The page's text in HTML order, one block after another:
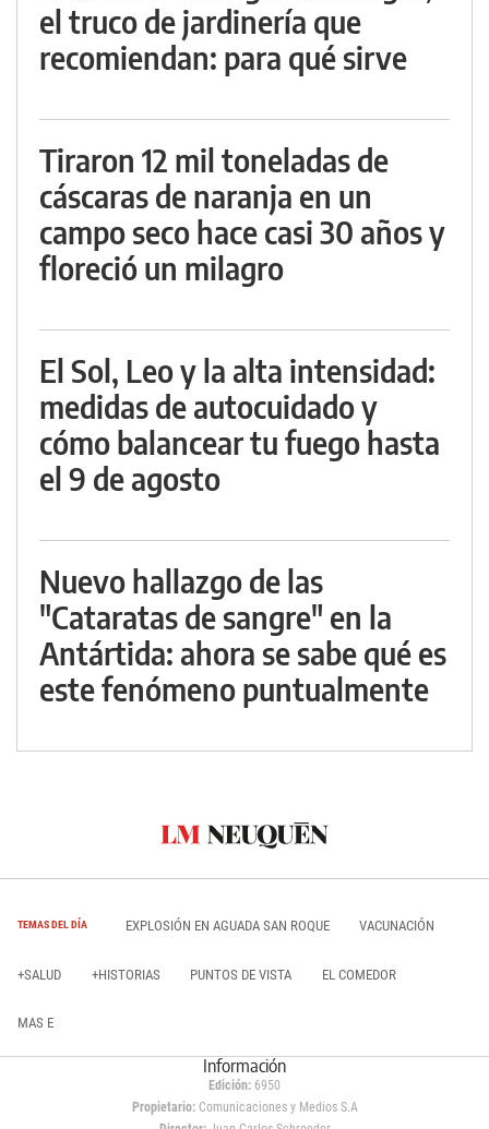
el truco de jardinería que
recomiendan: para qué sirve
Tiraron 12 mil toneladas de
cáscaras de naranja en un
campo seco hace casi 30 años y
floreció un milagro
El Sol, Leo y la alta intensidad:
medidas de autocuidado y
cómo balancear tu fuego hasta
el 9 de agosto
Nuevo hallazgo de las
"Cataratas de sangre" en la
Antártida: ahora se sabe qué es
este fenómeno puntualmente
TEMAS DEL DÍA EXPLOSIÓN EN AGUADA SAN ROQUE VACUNACIÓN
+SALUD +HISTORIAS PUNTOS DE VISTA EL COMEDOR
MAS E
Información
Edición: 6950
Propietario:Comunicaciones y Medios S.A